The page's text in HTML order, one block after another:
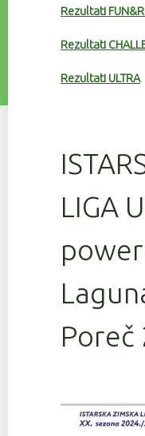
Rezultati
Rezultati
Rezultati ULTRA
LIGA
Poreč